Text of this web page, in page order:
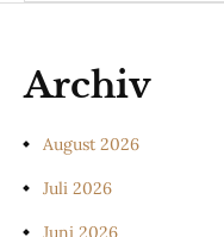
Archiv
August 2026
Juli 2026
Juni 2026